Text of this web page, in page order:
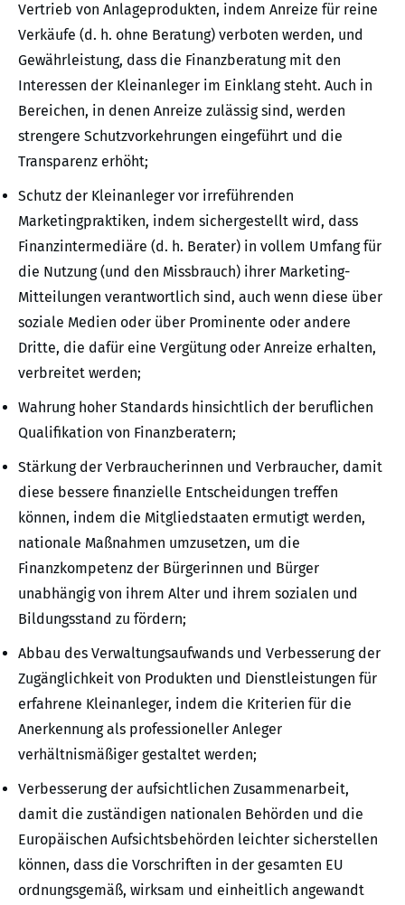
Vertrieb von Anlageprodukten, indem Anreize für reine
Verkäufe (d. h. ohne Beratung) verboten werden, und
Gewährleistung, dass die Finanzberatung mit den
Interessen der Kleinanleger im Einklang steht. Auch in
Bereichen, in denen Anreize zulässig sind, werden
strengere Schutzvorkehrungen eingeführt und die
Transparenz erhöht;
Schutz der Kleinanleger vor irreführenden
Marketingpraktiken, indem sichergestellt wird, dass
Finanzintermediäre (d. h. Berater) in vollem Umfang für
die Nutzung (und den Missbrauch) ihrer Marketing-
Mitteilungen verantwortlich sind, auch wenn diese über
soziale Medien oder über Prominente oder andere
Dritte, die dafür eine Vergütung oder Anreize erhalten,
verbreitet werden;
Wahrung hoher Standards hinsichtlich der beruflichen
Qualifikation von Finanzberatern;
Stärkung der Verbraucherinnen und Verbraucher, damit
diese bessere finanzielle Entscheidungen treffen
können, indem die Mitgliedstaaten ermutigt werden,
nationale Maßnahmen umzusetzen, um die
Finanzkompetenz der Bürgerinnen und Bürger
unabhängig von ihrem Alter und ihrem sozialen und
Bildungsstand zu fördern;
Abbau des Verwaltungsaufwands und Verbesserung der
Zugänglichkeit von Produkten und Dienstleistungen für
erfahrene Kleinanleger, indem die Kriterien für die
Anerkennung als professioneller Anleger
verhältnismäßiger gestaltet werden;
Verbesserung der aufsichtlichen Zusammenarbeit,
damit die zuständigen nationalen Behörden und die
Europäischen Aufsichtsbehörden leichter sicherstellen
können, dass die Vorschriften in der gesamten EU
ordnungsgemäß, wirksam und einheitlich angewandt